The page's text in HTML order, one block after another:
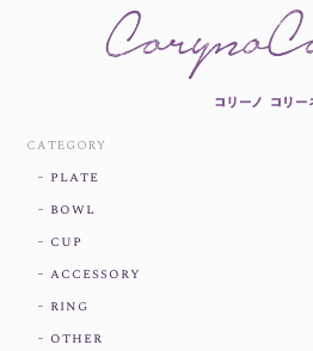
CATEGORY
plate
bowl
cup
accessory
ring
other